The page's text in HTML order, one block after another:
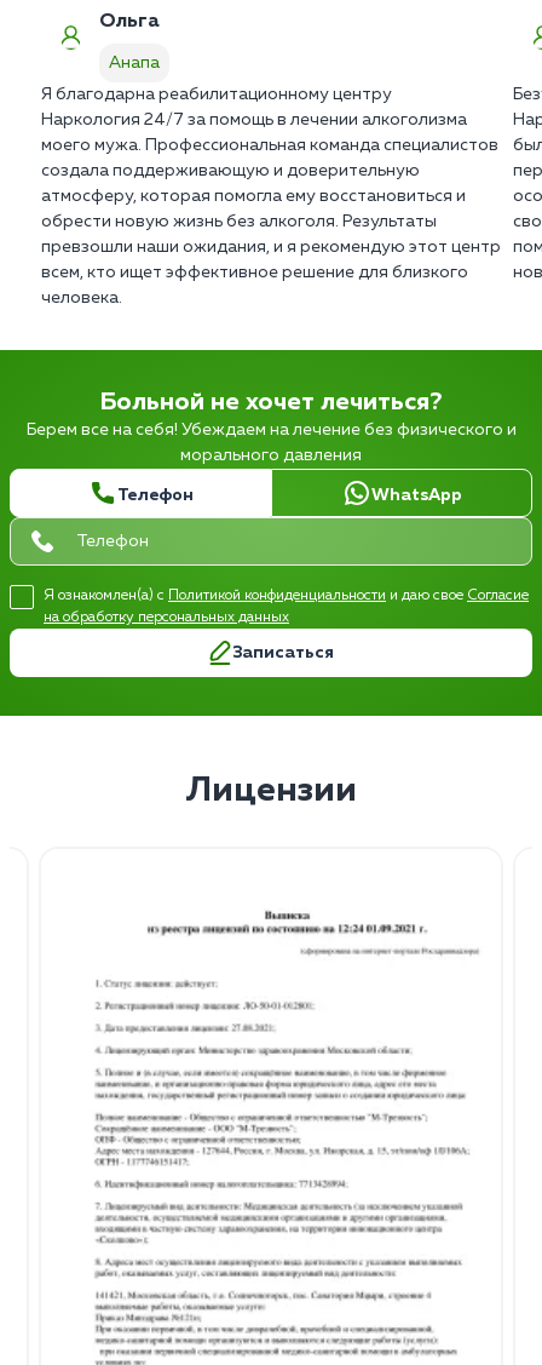
Ольга
Анапа
Я благодарна реабилитационному центру
Наркология 24/7 за помощь в лечении алкоголизма
моего мужа. Профессиональная команда специалистов
создала поддерживающую и доверительную
атмосферу, которая помогла ему восстановиться и
обрести новую жизнь без алкоголя. Результаты
превзошли наши ожидания, и я рекомендую этот центр
всем, кто ищет эффективное решение для близкого
человека.
Больной не хочет лечиться?
Берем все на себя! Убеждаем на лечение без физического и
морального давления
Телефон WhatsApp
Я ознакомлен(а) с Политикой конфиденциальности и даю свое Согласие
на обработку персональных данных
Записаться
Лицензии